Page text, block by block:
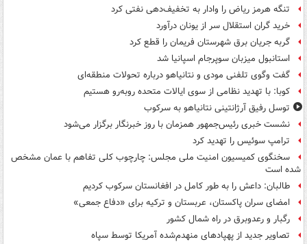
تنگه هرمز ریاض را وادار به تخفیف‌دهی نفتی کرد
خرید گران استقلال سر از یونان درآورد
گربه جریان برق شهرستان فریمان را قطع کرد
استانبول میزبان سوپرجام اسپانیا شد
گفت وگوی تلفنی مودی و نتانیاهو درباره تحولات منطقه‌ای
کوبا: با تهدید نظامی از سوی ایالات متحده روبه‌رو هستیم
توسل رفیق آرژانتینی نتانیاهو به سرکوب
نشست خبری رئیس‌جمهور همزمان با روز خبرنگار برگزار می‌شود
ترامپ سوئیس را تهدید کرد
سخنگوی کمیسیون امنیت ملی مجلس: چارچوب کلی تفاهم با عمان مشخص
شده است
طالبان: داعش را به طور کامل در افغانستان سرکوب کردیم
امضای سران پاکستان، عربستان و ترکیه برای «دفاع جمعی»
رگبار و رعدوبرق در راه شمال کشور
تصاویر جدید از پهپادهای منهدم‌شده آمریکا توسط سپاه